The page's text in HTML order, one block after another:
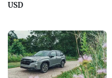
USD